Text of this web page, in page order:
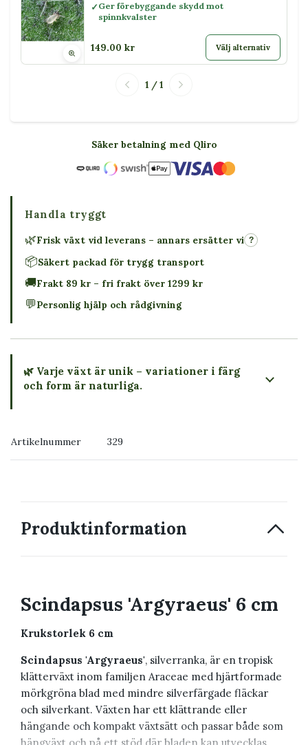
Ger förebyggande skydd mot
spinnkvalster
149.00 kr Välj alternativ
1 / 1
Säker betalning med Qliro
Handla tryggt
🌿Frisk växt vid leverans – annars ersätter vi ?
📦Säkert packad för trygg transport
🚚Frakt 89 kr – fri frakt över 1299 kr
💬Personlig hjälp och rådgivning
🌿 Varje växt är unik – variationer i färg
och form är naturliga.
Artikelnummer 329
Produktinformation
Scindapsus 'Argyraeus' 6 cm
Krukstorlek 6 cm
Scindapsus 'Argyraeus', silverranka, är en tropisk
klätterväxt inom familjen Araceae med hjärtformade
mörkgröna blad med mindre silverfärgade fläckar
och silverkant. Växten har ett klättrande eller
hängande och kompakt växtsätt och passar både som